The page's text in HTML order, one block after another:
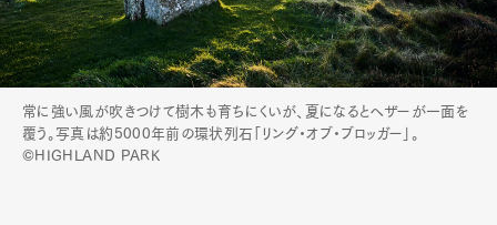
常に強い風が吹きつけて樹木も育ちにくいが、夏になるとヘザーが一面を
覆う。写真は約5000年前の環状列石「リング・オブ・ブロッガー」。
©HIGHLAND PARK